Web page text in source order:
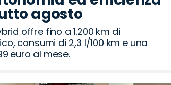
agosto
offre fino a 1.200 km di
consumi di 2,3 l/100 km e una
euro al mese.